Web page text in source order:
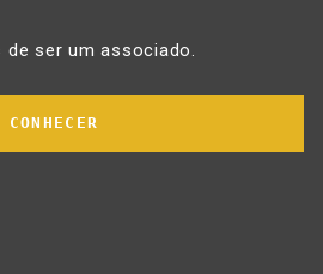
de ser um associado.
CONHECER